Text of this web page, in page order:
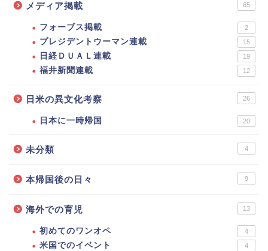
メディア掲載 65
フォーブス掲載 2
プレジデントウーマン連載 15
日経ＤＵＡＬ連載 19
福井新聞連載 12
日米の異文化考察 26
日本に一時帰国 20
未分類 4
本帰国後の日々 9
海外での育児 13
初めてのワンオペ 4
米国でのイベント 4